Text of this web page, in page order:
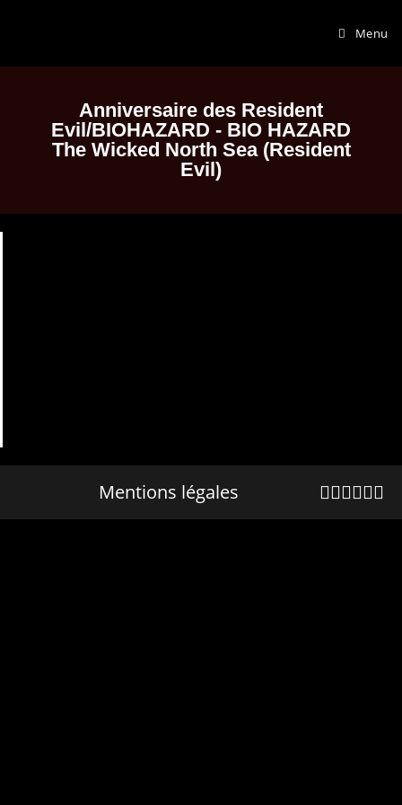
Menu
Anniversaire des Resident
Evil/BIOHAZARD - BIO HAZARD
The Wicked North Sea (Resident
Evil)
Mentions légales